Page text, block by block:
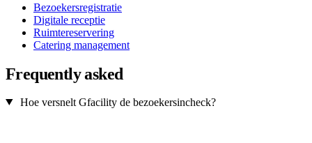
Bezoekersregistratie
Digitale receptie
Ruimtereservering
Catering management
Frequently asked
Hoe versnelt Gfacility de bezoekersincheck?